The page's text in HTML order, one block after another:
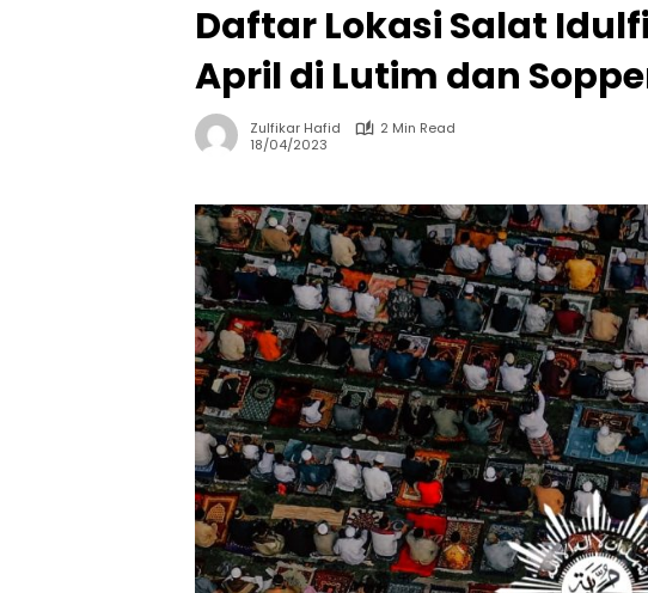
Daftar Lokasi Salat
April di Lutim dan
Zulfikar Hafid
2 Min Read
18/04/2023